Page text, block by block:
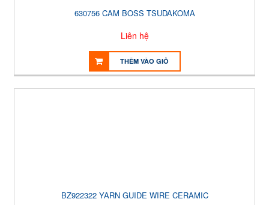
630756 CAM BOSS TSUDAKOMA
Liên hệ
THÊM VÀO GIỎ
BZ922322 YARN GUIDE WIRE CERAMIC